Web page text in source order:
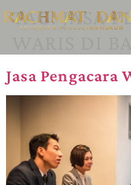
TAG:JASA
Jasa Pengacara